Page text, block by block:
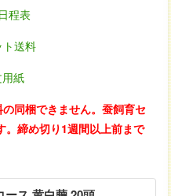
程表
送料
紙
同梱できません。蚕飼育セ
。締め切り1週間以上前まで